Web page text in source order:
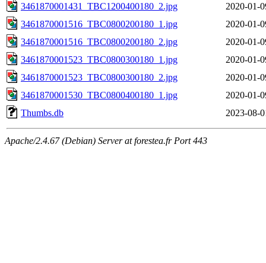
3461870001431_TBC1200400180_2.jpg
2020-01-
3461870001516_TBC0800200180_1.jpg
2020-01-
3461870001516_TBC0800200180_2.jpg
2020-01-
3461870001523_TBC0800300180_1.jpg
2020-01-
3461870001523_TBC0800300180_2.jpg
2020-01-
3461870001530_TBC0800400180_1.jpg
2020-01-
Thumbs.db
2023-08-
Apache/2.4.67 (Debian) Server at forestea.fr Port 443